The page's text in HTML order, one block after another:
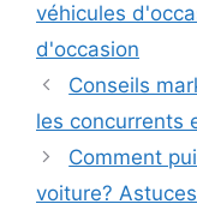
véhicules
d'occasion
Conseils
les concurrents
Comment
voiture?